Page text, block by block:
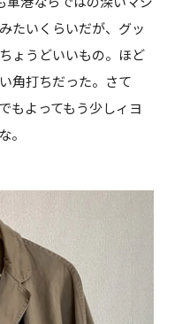
たいくらいだが、グッ
ょうどいいもの。ほど
角打ちだった。さて
もよってもう少しィヨ
。